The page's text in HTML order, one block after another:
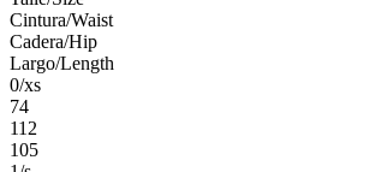
Cintura/Waist
Cadera/Hip
Largo/Length
0/xs
74
112
105